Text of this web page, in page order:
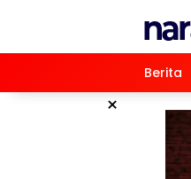
Berita
×